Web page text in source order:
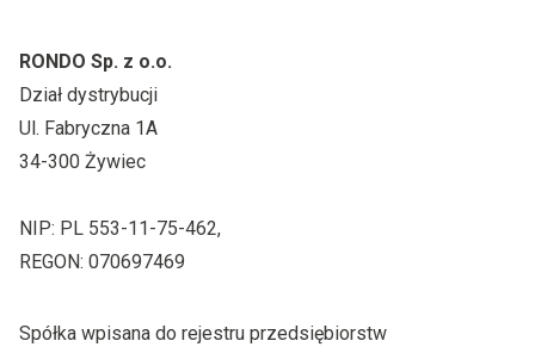
RONDO Sp. z o.o.
Dział dystrybucji
Ul. Fabryczna 1A
34-300 Żywiec
NIP: PL 553-11-75-462,
REGON: 070697469
Spółka wpisana do rejestru przedsiębiorstw